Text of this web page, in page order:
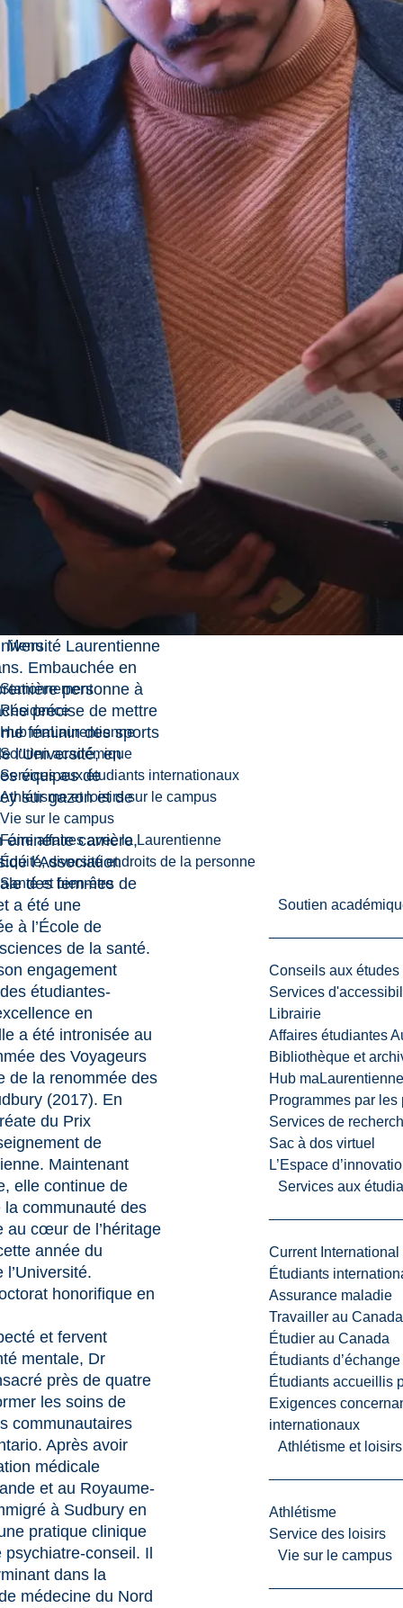
Menu
Stationnement
Résidence
Hub maLaurentienne
Soutien académique
Services aux étudiants internationaux
Athlétisme et loisirs sur le campus
Vie sur le campus
Faire affaires avec la Laurentienne
Équité, diversité et droits de la personne
Santé et bien-être
Soutien
Conseils aux études
Services
Librairie
Affaires étudiantes
Bibliothèque et
Hub maLaurentienne
Programmes par les
Services de
Sac à dos virtuel
L’Espace
Services aux
Current International
Étudiants
Assurance maladie
Travailler au Canada
Étudier au Canada
Étudiants
Étudiants accueillis
Exigences
internationaux
Athlétisme et
Athlétisme
Service des loisirs
Vie sur le campus
le respect mutuel
communautés
de ses fonctions de
jeune entreprise
siéger comme
auprès de
et privées. Il
visant à
des
des
de plaidoyer
a été souligné
Médaille du jubilé de
II en 2012
de l’ACPE en
leader
bénévolement
organismes caritatifs
pays,
d’aviron de très
des randonnées de
arctiques.
doctorat
Mme Patricia
pilier de la
Laurentienne
Embauchée en
personne à
précise de mettre
féminin des sports
l’Université, en
équipes de
sur gazon et de
éminente carrière,
l’Association
des femmes de
a été une
à l’École de
de la santé.
engagement
étudiantes-
en
a été intronisée au
des Voyageurs
de la renommée des
(2017). En
du Prix
de
Maintenant
elle continue de
la communauté des
au cœur de l’héritage
année du
honorifique en
et fervent
mentale, Dr
près de quatre
les soins de
communautaires
Après avoir
médicale
et au Royaume-
à Sudbury en
pratique clinique
conseil. Il
dans la
médecine du Nord